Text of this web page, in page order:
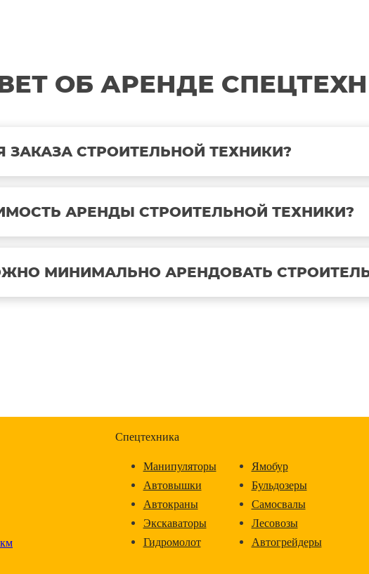
ОБ АРЕНДЕ
ЗАКАЗА СТРОИТЕЛЬНОЙ ТЕХНИКИ?
АРЕНДЫ СТРОИТЕЛЬНОЙ ТЕХНИКИ?
МИНИМАЛЬНО АРЕНДОВАТЬ
Спецтехника
Манипуляторы
Автовышки
Автокраны
Экскаваторы
Гидромолот
Ямобур
Бульдозеры
Самосвалы
Лесовозы
Автогрейдеры